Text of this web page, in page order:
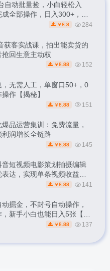
自动批量捡，小白轻松入
全部操作，日入300+，轻
￥ 8.8 284
获客实战课，拍出能卖货的
回生意主动权
￥ 8.88 152
无需人工，单窗口50+，0
作【揭秘】
￥ 8.88 151
品运营集训：免费流量，
润增长全链路
￥ 8.88 145
短视频电影策划拍摄编辑
达，实现单条视频收益破
￥ 8.88 141
掘金，不封号自动操作，
新手小白也能日入5张【揭
￥ 8.88 137